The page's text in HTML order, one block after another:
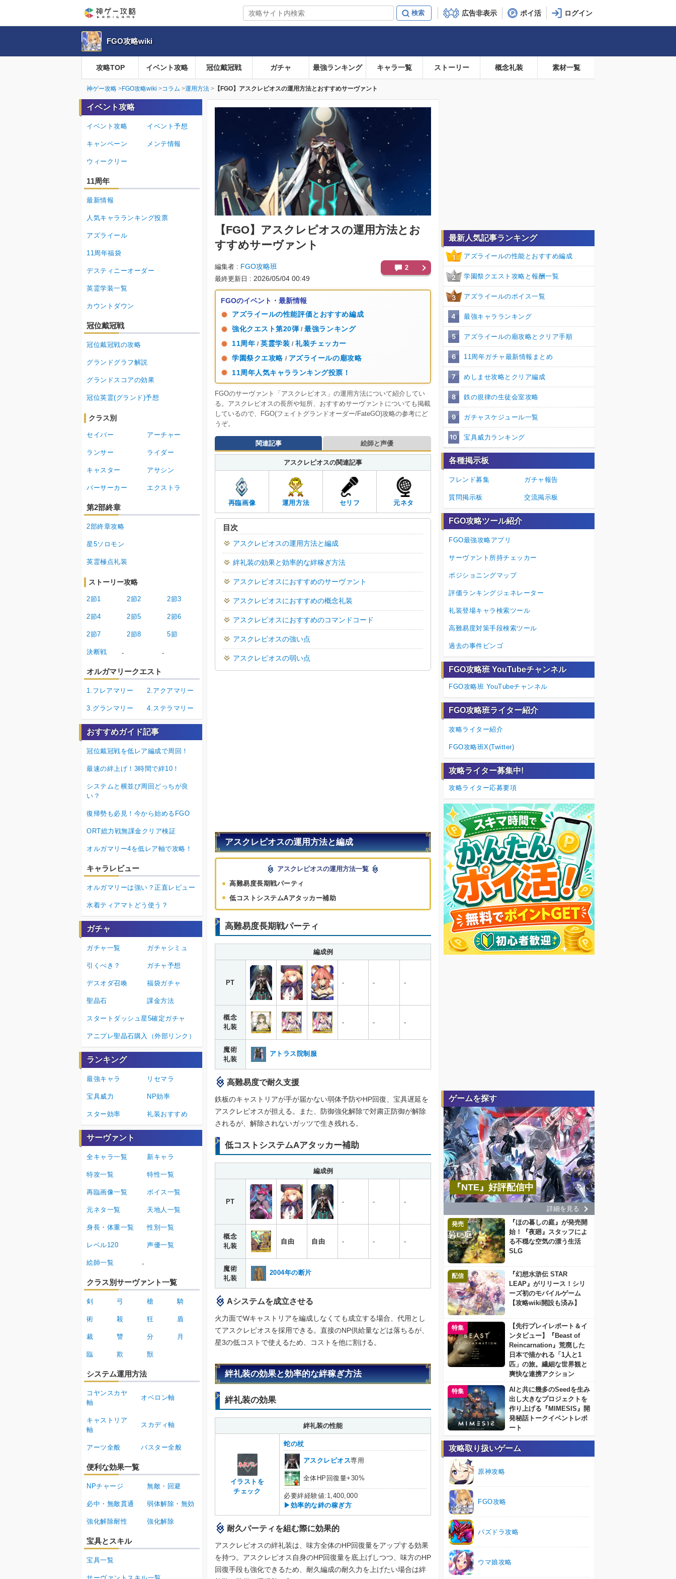
広告非表示 ポイ活
FGO攻略wiki
攻略TOP イベント攻略 冠位戴冠戦 ガチャ 最強ランキング キャラ一覧 ストーリー 概念礼装 素材一覧
神ゲー攻略 FGO攻略wiki コラム 運用方法 【FGO】アスクレピオスの運用方法とおすすめサーヴァント
【FGO】 アスクレピオスの運用方法とお
すすめサーヴァント
編集者 FGO攻略班
最終更新日 2026/05/04 00:49
2
FGOのイベント・最新情報
アズライールの性能評価とおすすめ編成
強化クエスト第20弾 / 最強ランキング
11周年 / 英霊学装 / 礼装チェッカー
学園祭クエ攻略 / アズライールの廟攻略
11周年人気キャラランキング投票！
FGOのサーヴァント「アスクレピオス」の運用方法について紹介してい
る。アスクレピオスの長所や短所、おすすめサーヴァントについても掲載
しているので、FGO(フェイトグランドオーダー/FateGO)攻略の参考にど
うぞ。
関連記事 絵師と声優
アスクレピオスの関連記事
再臨画像 運用方法 セリフ 元ネタ
目次
アスクレピオスの運用方法と編成
絆礼装の効果と効率的な絆稼ぎ方法
アスクレピオスにおすすめのサーヴァント
アスクレピオスにおすすめの概念礼装
アスクレピオスにおすすめのコマンドコード
アスクレピオスの強い点
アスクレピオスの弱い点
アスクレピオスの運用方法と編成
アスクレピオスの運用方法一覧
高難易度長期戦パーティ
低コストシステムAアタッカー補助
高難易度長期戦パーティ
編成例
PT - - -
概念
礼装
- - -
魔術
礼装
アトラス院制服
高難易度で耐久支援
鉄板のキャストリアが手が届かない弱体予防やHP回復、宝具遅延を
アスクレピオスが担える。また、防御強化解除で対粛正防御が解除
されるが、解除されないガッツで生き残れる。
低コストシステムAアタッカー補助
編成例
PT - - -
概念
礼装
自由 自由 - - -
魔術
礼装
2004年の断片
Aシステムを成立させる
火力面でWキャストリアを編成しなくても成立する場合、代用とし
てアスクレピオスを採用できる。直接のNP供給量などは落ちるが、
星3の低コストで使えるため、コストを他に割ける。
絆礼装の効果と効率的な絆稼ぎ方法
絆礼装の効果
絆礼装の性能
イラストを
チェック
蛇の杖
アスクレピオス専用
全体HP回復量+30%
必要絆経験値:1,400,000
▶効率的な絆の稼ぎ方
耐久パーティを組む際に効果的
アスクレピオスの絆礼装は、味方全体のHP回復量をアップする効果
を持つ。アスクレピオス自身のHP回復量を底上げしつつ、味方のHP
回復手段も強化できるため、耐久編成の耐久力を上げたい場合は絆
最新人気記事ランキング
1 アズライールの性能とおすすめ編成
2 学園祭クエスト攻略と報酬一覧
3 アズライールのボイス一覧
4 最強キャラランキング
5 アズライールの廟攻略とクリア手順
6 11周年ガチャ最新情報まとめ
7 めしませ攻略とクリア編成
8 鉄の規律の生徒会室攻略
9 ガチャスケジュール一覧
10 宝具威力ランキング
各種掲示板
フレンド募集 ガチャ報告
質問掲示板 交流掲示板
FGO攻略ツール紹介
FGO最強攻略アプリ
サーヴァント所持チェッカー
ポジショニングマップ
評価ランキングジェネレーター
礼装登場キャラ検索ツール
高難易度対策手段検索ツール
過去の事件ビンゴ
FGO攻略班 YouTubeチャンネル
FGO攻略班 YouTubeチャンネル
FGO攻略班ライター紹介
攻略ライター紹介
FGO攻略班X(Twitter)
攻略ライター募集中!
攻略ライター応募要項
ゲームを探す
『NTE』好評配信中
詳細を見る
発売
『ほの暮しの庭』が発売開
始！『夜廻』スタッフによ
る不穏な空気の漂う生活
SLG
配信
『幻想水滸伝 STAR
LEAP』がリリース！シリ
ーズ初のモバイルゲーム
【攻略wiki開設も済み】
特集
【先行プレイレポート＆イ
ンタビュー】『Beast of
Reincarnation』荒廃した
日本で描かれる「1人と1
匹」の旅。繊細な世界観と
爽快な連携アクション
特集
AIと共に幾多のSeedを生み
出し大きなプロジェクトを
作り上げる『MIMESIS』開
発秘話トークイベントレポ
ート
攻略取り扱いゲーム
原神攻略
FGO攻略
パズドラ攻略
ウマ娘攻略
イベント攻略
イベント攻略 イベント予想
キャンペーン メンテ情報
ウィークリー
11周年
最新情報
人気キャラランキング投票
アズライール
11周年福袋
デスティニーオーダー
英霊学装一覧
カウントダウン
冠位戴冠戦
冠位戴冠戦の攻略
グランドグラフ解説
グランドスコアの効果
冠位英霊(グランド)予想
クラス別
セイバー アーチャー
ランサー ライダー
キャスター アサシン
バーサーカー エクストラ
第2部終章
2部終章攻略
星5ソロモン
英霊極点礼装
ストーリー攻略
2節1 2節2 2節3
2節4 2節5 2節6
2節7 2節8 5節
決断戦 - -
オルガマリークエスト
1.フレアマリー 2.アクアマリー
3.グランマリー 4.ステラマリー
おすすめガイド記事
冠位戴冠戦を低レア編成で周回！
最速の絆上げ！3時間で絆10！
システムと横並び周回どっちが良
い？
復帰勢も必見！今から始めるFGO
ORT総力戦無課金クリア検証
オルガマリー4を低レア軸で攻略！
キャラレビュー
オルガマリーは強い？正直レビュー
水着ティアマトどう使う？
ガチャ
ガチャ一覧 ガチャシミュ
引くべき？ ガチャ予想
デスオダ召喚 福袋ガチャ
聖晶石 課金方法
スタートダッシュ星5確定ガチャ
アニプレ聖晶石購入（外部リンク）
ランキング
最強キャラ リセマラ
宝具威力 NP効率
スター効率 礼装おすすめ
サーヴァント
全キャラ一覧 新キャラ
特攻一覧 特性一覧
再臨画像一覧 ボイス一覧
元ネタ一覧 天地人一覧
身長・体重一覧 性別一覧
レベル120 声優一覧
絵師一覧 -
クラス別サーヴァント一覧
剣 弓 槍 騎
術 殺 狂 盾
裁 讐 分 月
臨 欺 獣
システム運用方法
コヤンスカヤ
軸
オベロン軸
キャストリア
軸
スカディ軸
アーツ全般 バスター全般
便利な効果一覧
NPチャージ 無敵・回避
必中・無敵貫通 弱体解除・無効
強化解除耐性 強化解除
宝具とスキル
宝具一覧